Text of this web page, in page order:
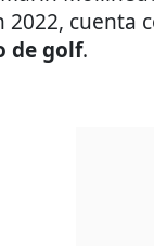
cuenta
de golf.